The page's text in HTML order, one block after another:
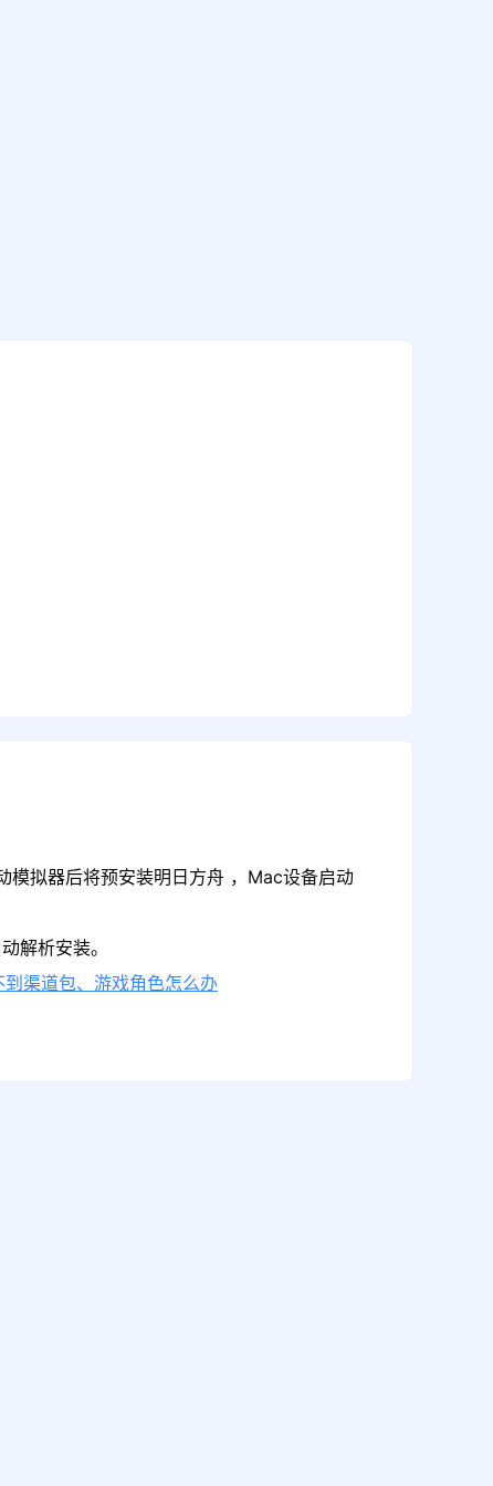
拟器后将预安装明日方舟 ，Mac设备启动
解析安装。
到渠道包、游戏角色怎么办